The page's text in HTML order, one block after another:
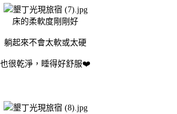
床的柔軟度剛剛好
躺起來不會太軟或太硬
也很乾淨，睡得好舒服❤️